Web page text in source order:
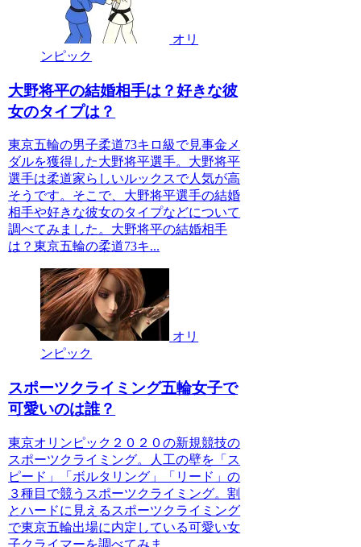
オリ
ンピック
大野将平の結婚相手は？好きな彼
女のタイプは？
東京五輪の男子柔道73キロ級で見事金メ
ダルを獲得した大野将平選手。大野将平
選手は柔道家らしいルックスで人気が高
そうです。そこで、大野将平選手の結婚
相手や好きな彼女のタイプなどについて
調べてみました。大野将平の結婚相手
は？東京五輪の柔道73キ...
オリ
ンピック
スポーツクライミング五輪女子で
可愛いのは誰？
東京オリンピック２０２０の新規競技の
スポーツクライミング。人工の壁を「ス
ピード」「ボルタリング」「リード」の
３種目で競うスポーツクライミング。割
とハードに見えるスポーツクライミング
で東京五輪出場に内定している可愛い女
子クライマーを調べてみま...